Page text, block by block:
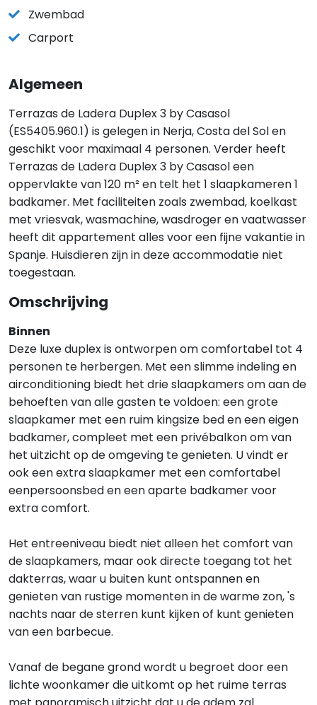
Zwembad
Carport
Algemeen
Terrazas de Ladera Duplex 3 by Casasol
(ES5405.960.1) is gelegen in Nerja, Costa del Sol en
geschikt voor maximaal 4 personen. Verder heeft
Terrazas de Ladera Duplex 3 by Casasol een
oppervlakte van 120 m² en telt het 1 slaapkameren 1
badkamer. Met faciliteiten zoals zwembad, koelkast
met vriesvak, wasmachine, wasdroger en vaatwasser
heeft dit appartement alles voor een fijne vakantie in
Spanje. Huisdieren zijn in deze accommodatie niet
toegestaan.
Omschrijving
Binnen
Deze luxe duplex is ontworpen om comfortabel tot 4
personen te herbergen. Met een slimme indeling en
airconditioning biedt het drie slaapkamers om aan de
behoeften van alle gasten te voldoen: een grote
slaapkamer met een ruim kingsize bed en een eigen
badkamer, compleet met een privébalkon om van
het uitzicht op de omgeving te genieten. U vindt er
ook een extra slaapkamer met een comfortabel
eenpersoonsbed en een aparte badkamer voor
extra comfort.
Het entreeniveau biedt niet alleen het comfort van
de slaapkamers, maar ook directe toegang tot het
dakterras, waar u buiten kunt ontspannen en
genieten van rustige momenten in de warme zon, 's
nachts naar de sterren kunt kijken of kunt genieten
van een barbecue.
Vanaf de begane grond wordt u begroet door een
lichte woonkamer die uitkomt op het ruime terras